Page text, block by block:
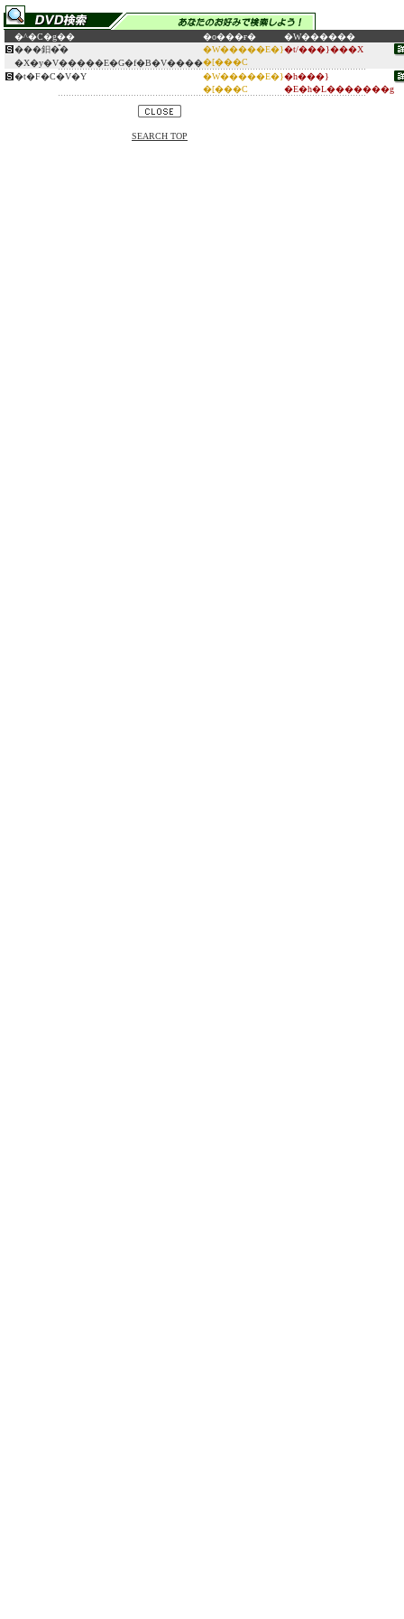
�^�C�g�� �o���ғ�
�W������
���鈤�̎�
�X�y�V�����E�G�f�B�V����
�W�����E�}
�[���C
�t/���}���X
�t�F�C�V�Y
�W�����E�}
�[���C
�h���}
�E�h�L�������g
SEARCH TOP